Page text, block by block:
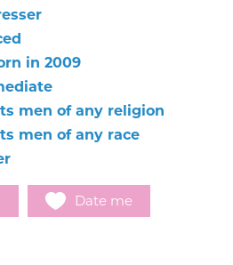
in 2009
men of any religion
men of any race
Date me